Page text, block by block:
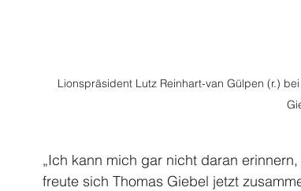
Lionspräsident Lutz Reinhart-van Gülpen (r.)
„Ich kann mich gar nicht daran
freute sich Thomas Giebel jetzt